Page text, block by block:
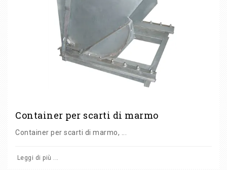
Container per scarti di marmo
Container per scarti di marmo, ...
Leggi di più ...